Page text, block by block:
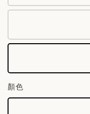
顏色